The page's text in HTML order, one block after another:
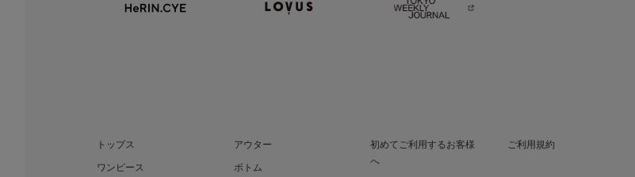
トップス
アウター
ワンピース
ボトム
初めてご利用するお客様
へ
ご利用規約